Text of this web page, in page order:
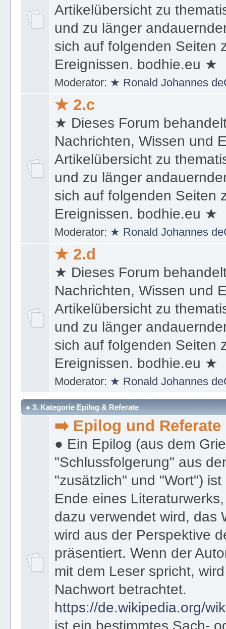
Artikelübersicht zu
und zu länger
sich auf folgenden Seiten
Ereignissen. bodhie.eu ★
Moderator: ★ Ronald Johannes
★ 2.c
★ Dieses Forum
Nachrichten, Wissen und
Artikelübersicht zu
und zu länger
sich auf folgenden Seiten
Ereignissen. bodhie.eu ★
Moderator: ★ Ronald Johannes
★ 2.d
★ Dieses Forum
Nachrichten, Wissen und
Artikelübersicht zu
und zu länger
sich auf folgenden Seiten
Ereignissen. bodhie.eu ★
Moderator: ★ Ronald Johannes
● 3. Kategorie Epilog & Referate
➡️ Epilog und Referate
● Ein Epilog (aus dem
"Schlussfolgerung" aus
"zusätzlich" und "Wort")
Ende eines
dazu verwendet wird, das
wird aus der Perspektive
präsentiert. Wenn der
mit dem Leser spricht,
Nachwort betrachtet.
https://de.wikipedia.org/
ist ein bestimmtes Sach-